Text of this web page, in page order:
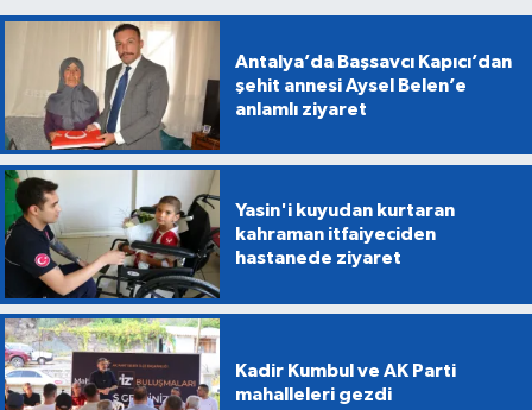
Antalya’da Başsavcı Kapıcı’dan
şehit annesi Aysel Belen’e
anlamlı ziyaret
Yasin'i kuyudan kurtaran
kahraman itfaiyeciden
hastanede ziyaret
Kadir Kumbul ve AK Parti
mahalleleri gezdi